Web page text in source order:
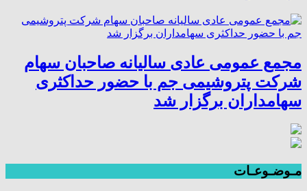
مجمع عمومی عادی سالیانه صاحبان سهام
شرکت پتروشیمی جم با حضور حداکثری
سهامداران برگزار شد
مـوضـوعـات